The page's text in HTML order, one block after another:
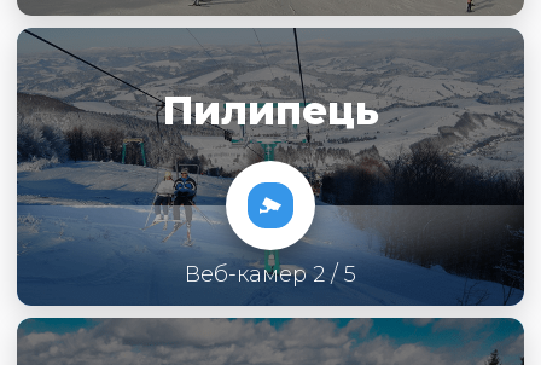
Пилипець
Веб-камер 2 / 5